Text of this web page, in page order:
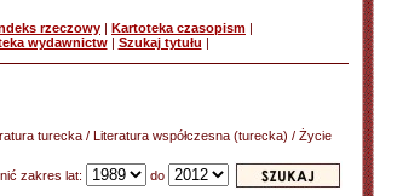
rzeczowy | Kartoteka czasopism |
wydawnictw| Szukaj tytułu |
turecka / Literatura współczesna (turecka) / Życie
zakres lat:
do